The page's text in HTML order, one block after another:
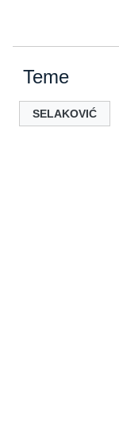
Teme
SELAKOVIĆ